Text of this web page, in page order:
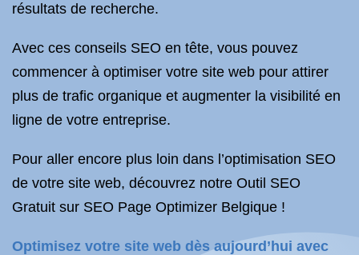
résultats de recherche.
Avec ces conseils SEO en tête, vous pouvez
commencer à optimiser votre site web pour attirer
plus de trafic organique et augmenter la visibilité en
ligne de votre entreprise.
Pour aller encore plus loin dans l’optimisation SEO
de votre site web, découvrez notre Outil SEO
Gratuit sur SEO Page Optimizer Belgique !
Optimisez votre site web dès aujourd’hui avec